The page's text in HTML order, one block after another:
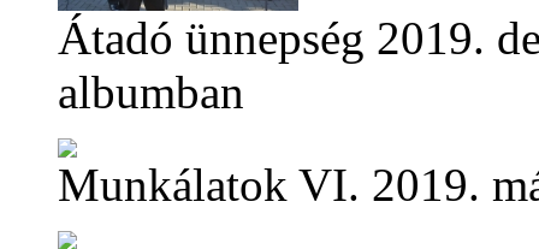
Átadó ünnepség 2019.
albumban
Munkálatok VI. 2019.